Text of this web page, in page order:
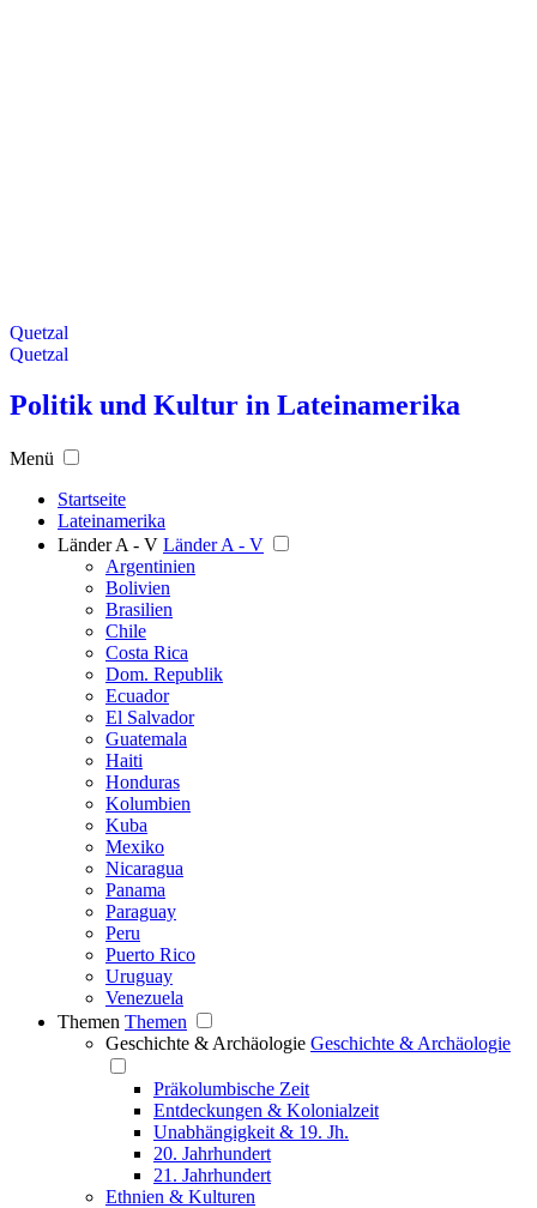
Quetzal
Quetzal
Politik und Kultur in Lateinamerika
Menü
Startseite
Lateinamerika
Länder A - V Länder A - V
Argentinien
Bolivien
Brasilien
Chile
Costa Rica
Dom. Republik
Ecuador
El Salvador
Guatemala
Haiti
Honduras
Kolumbien
Kuba
Mexiko
Nicaragua
Panama
Paraguay
Peru
Puerto Rico
Uruguay
Venezuela
Themen Themen
Geschichte & Archäologie Geschichte & Archäologie
Präkolumbische Zeit
Entdeckungen & Kolonialzeit
Unabhängigkeit & 19. Jh.
20. Jahrhundert
21. Jahrhundert
Ethnien & Kulturen